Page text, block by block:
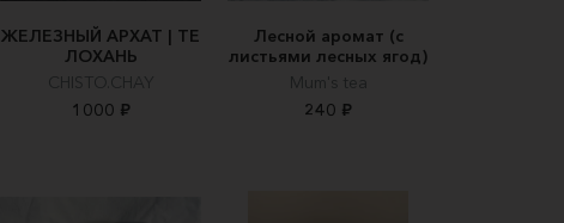
ЖЕЛЕЗНЫЙ АРХАТ | ТЕ
ЛОХАНЬ
CHISTO.CHAY
1000 ₽
Лесной аромат (с
листьями лесных ягод)
Mum's tea
240 ₽